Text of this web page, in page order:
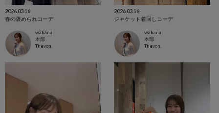
2026.03.16
春の褒められコーデ
wakana
本部
Thevon.
2026.03.16
ジャケット着回しコーデ
wakana
本部
Thevon.